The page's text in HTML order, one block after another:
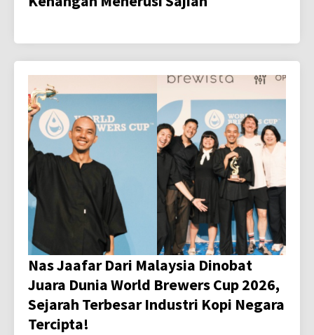
Nas Jaafar Dari Malaysia Dinobat
Juara Dunia World Brewers Cup 2026,
Sejarah Terbesar Industri Kopi Negara
Tercipta!